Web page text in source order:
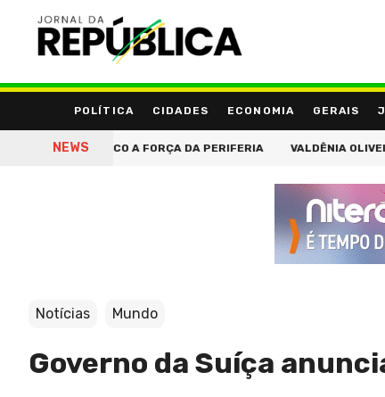
POLÍTICA CIDADES ECONOMIA GERAIS
NEWS
LEVA AO PALCO A FORÇA DA PERIFERIA VALDÊNIA OLIVEIRA
Notícias Mundo
Governo da Suíça